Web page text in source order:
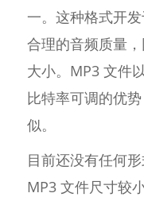
一。这种格式开
合理的音频质量
大小。MP3 文件
比特率可调的优
似。
目前还没有任何
MP3 文件尺寸较